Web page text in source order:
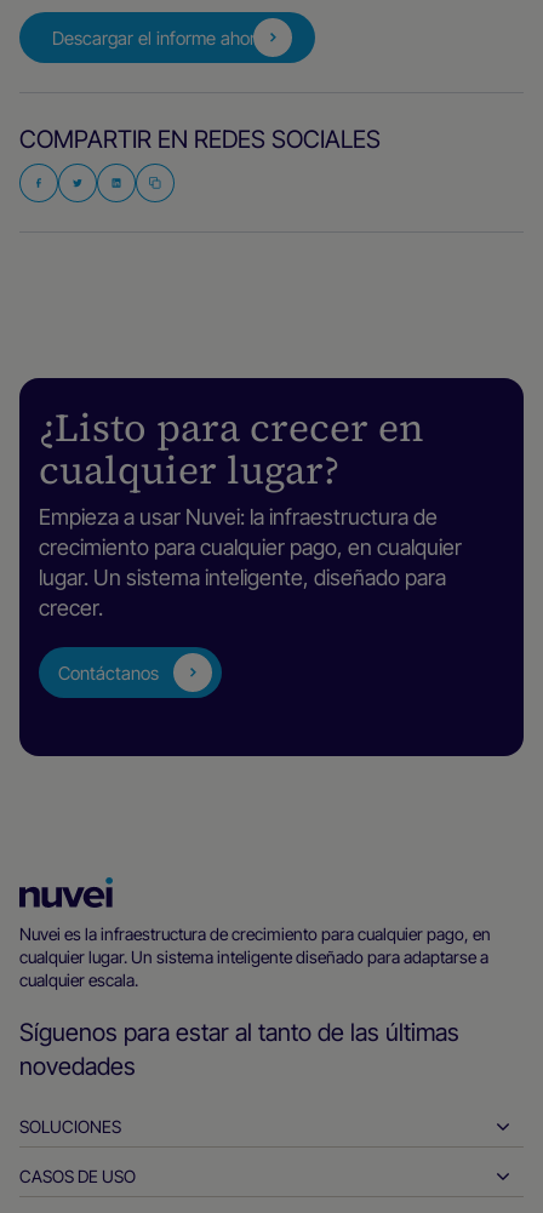
Descargar el informe ahora
COMPARTIR EN REDES SOCIALES
¿Listo para crecer en
cualquier lugar?
Empieza a usar Nuvei: la infraestructura de
crecimiento para cualquier pago, en cualquier
lugar. Un sistema inteligente, diseñado para
crecer.
Contáctanos
principal
de
Nuvei
Nuvei es la infraestructura de crecimiento para cualquier pago, en
cualquier lugar. Un sistema inteligente diseñado para adaptarse a
cualquier escala.
Síguenos para estar al tanto de las últimas
novedades
SOLUCIONES
Pay-ins
CASOS DE USO